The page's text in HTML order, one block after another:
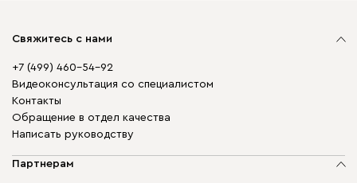
Свяжитесь с нами
+7 (499) 460-54-92
Видеоконсультация со специалистом
Контакты
Обращение в отдел качества
Написать руководству
Партнерам